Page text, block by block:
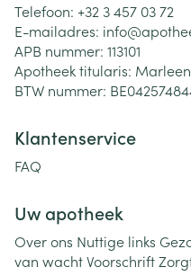
Telefoon: +32 3 457 03 72
E-mailadres: info@
APB nummer: 113101
Apotheek titularis:
BTW nummer:
Klantenservice
FAQ
Uw apotheek
Over ons Nuttige links
van wachtVoorschrift